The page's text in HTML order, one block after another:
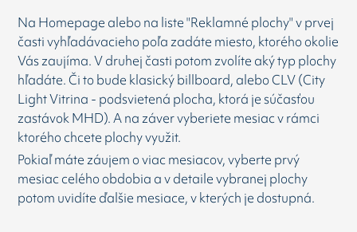
Na Homepage alebo na liste "Reklamné plochy" v prvej
časti vyhľadávacieho poľa zadáte miesto, ktorého okolie
Vás zaujíma. V druhej časti potom zvolíte aký typ plochy
hľadáte. Či to bude klasický billboard, alebo CLV (City
Light Vitrina - podsvietená plocha, ktorá je súčasťou
zastávok MHD). A na záver vyberiete mesiac v rámci
ktorého chcete plochy využit.
Pokiaľ máte záujem o viac mesiacov, vyberte prvý
mesiac celého obdobia a v detaile vybranej plochy
potom uvidíte ďalšie mesiace, v kterých je dostupná.